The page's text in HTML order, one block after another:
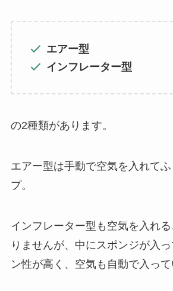
エアー型
インフレーター型
の2種類があります。
エアー型は手動で空気を入れて
プ。
インフレーター型も空気を入れ
りませんが、中にスポンジが入
ン性が高く、空気も自動で入って